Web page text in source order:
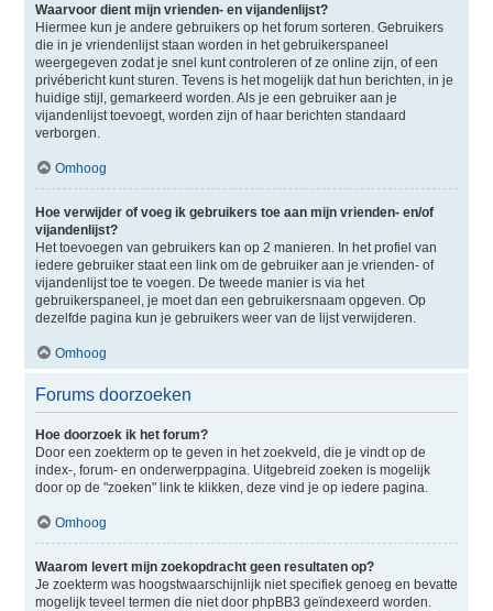
Waarvoor dient mijn vrienden- en vijandenlijst?
Hiermee kun je andere gebruikers op het forum sorteren. Gebruikers
die in je vriendenlijst staan worden in het gebruikerspaneel
weergegeven zodat je snel kunt controleren of ze online zijn, of een
privébericht kunt sturen. Tevens is het mogelijk dat hun berichten, in je
huidige stijl, gemarkeerd worden. Als je een gebruiker aan je
vijandenlijst toevoegt, worden zijn of haar berichten standaard
verborgen.
Omhoog
Hoe verwijder of voeg ik gebruikers toe aan mijn vrienden- en/of
vijandenlijst?
Het toevoegen van gebruikers kan op 2 manieren. In het profiel van
iedere gebruiker staat een link om de gebruiker aan je vrienden- of
vijandenlijst toe te voegen. De tweede manier is via het
gebruikerspaneel, je moet dan een gebruikersnaam opgeven. Op
dezelfde pagina kun je gebruikers weer van de lijst verwijderen.
Omhoog
Forums doorzoeken
Hoe doorzoek ik het forum?
Door een zoekterm op te geven in het zoekveld, die je vindt op de
index-, forum- en onderwerppagina. Uitgebreid zoeken is mogelijk
door op de "zoeken" link te klikken, deze vind je op iedere pagina.
Omhoog
Waarom levert mijn zoekopdracht geen resultaten op?
Je zoekterm was hoogstwaarschijnlijk niet specifiek genoeg en bevatte
mogelijk teveel termen die niet door phpBB3 geïndexeerd worden.